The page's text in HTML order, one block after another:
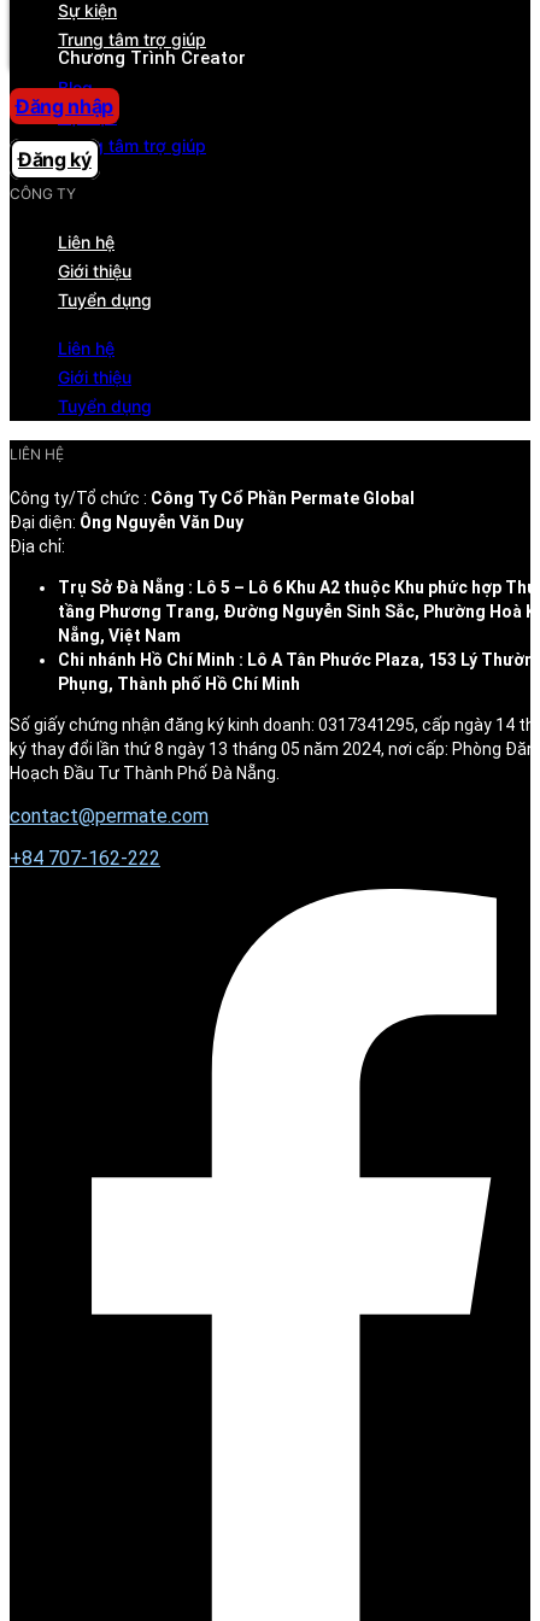
Trung tâm trợ giúp
Chương Trình Creator
Đăng nhập
Đăng ký
Sự kiện
Trung tâm trợ giúp
Blog
Sự kiện
Trung tâm trợ giúp
CÔNG TY
Liên hệ
Giới thiệu
Tuyển dụng
Liên hệ
Giới thiệu
Tuyển dụng
LIÊN HỆ
Công ty/Tổ chức : Công Ty Cổ Phần Permate Global
Đại diện: Ông Nguyễn Văn Duy
Địa chỉ:
Trụ Sở Đà Nẵng : Lô 5 – Lô 6 Khu A2 thuộc Khu phức hợp
tầng Phương Trang, Đường Nguyễn Sinh Sắc, Phường Hoà
Nẵng, Việt Nam
Chi nhánh Hồ Chí Minh : Lô A Tân Phước Plaza, 153 Lý
Phụng, Thành phố Hồ Chí Minh
Số giấy chứng nhận đăng ký kinh doanh: 0317341295, cấp ngày 14
ký thay đổi lần thứ 8 ngày 13 tháng 05 năm 2024, nơi cấp: Phòng
Hoạch Đầu Tư Thành Phố Đà Nẵng.
contact@permate.com
+84 707-162-222